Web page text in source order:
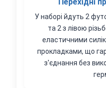
У наборі йдуть 2
та 2 з лівою
еластичними
прокладками, що
з'єднання без